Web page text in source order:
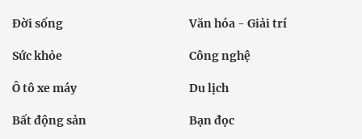
Đời sống Văn hóa - Giải trí
Sức khỏe Công nghệ
Ô tô xe máy Du lịch
Bất động sản Bạn đọc